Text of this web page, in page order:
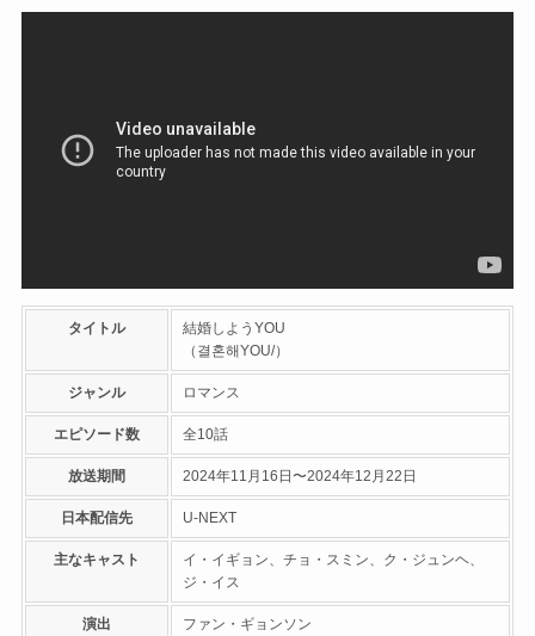
タイトル
結婚しようYOU
（결혼해YOU/）
ジャンル ロマンス
エピソード数 全10話
放送期間 2024年11月16日〜2024年12月22日
日本配信先 U-NEXT
主なキャスト
イ・イギョン、チョ・スミン、ク・ジュンヘ、
ジ・イス
演出 ファン・ギョンソン